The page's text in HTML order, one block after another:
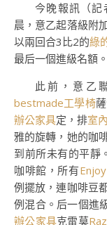
今晚報訊（
晨，意乙起落級附
以兩回合3比2的綠
最后一個進級名額。
此前，意乙
bestmade工學椅
辦公家具定，排室
雅的旋轉，她的咖
到前所未有的平靜
咖啡館，所有
例擺放，連咖啡豆
例混合。后一個進
辦公家具克雷莫